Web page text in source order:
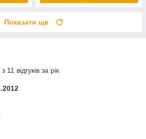
Показати ще
відгуків за рік